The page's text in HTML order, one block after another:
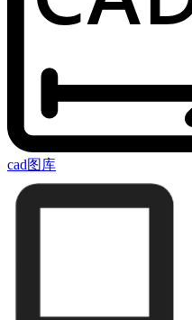
cad图库